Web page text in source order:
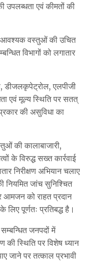
एवं कीमतों की
आवश्यक वस्तुओं की उचित
विभागों को लगातार
डीजलकृपेट्रोल, एलपीजी
एवं मूल्य स्थिति पर सतत्
की असुविधा का
की कालाबाजारी,
के विरुद्ध सख्त कार्रवाई
निरीक्षण अभियान चलाए
नियमित जांच सुनिश्चित
को राहत प्रदान
पूर्णतः प्रतिबद्ध है।
जनपदों में
स्थिति पर विशेष ध्यान
जाने पर तत्काल प्रभावी